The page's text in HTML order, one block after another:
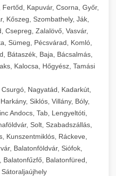
keszites.co
erősítési módszerek
Ads és Meta hirdetési
hirdetési
tanulással és
AI hirdetési automatizálás
+
dagasztógépek és
és kereskedelmi
Masszív konstrukció
tésztakeverő
+
gépek professzionális
Precíziós vágás
beállítással.
élelmiszer szeletelő
Gép +
berendezések
Hosszabbítsa a
tartsa meg a termék
Gép +
gépek professzionális
Kapuvár, Csorna, Győr,
Kőszeg, Szombathely, Ják,
Csepreg, Zalalövő, Vasvár,
Sümeg, Pécsvárad, Komló,
Bátaszék, Baja, Bácsalmás,
Kalocsa, Hőgyész, Tamási
Nagyatád, Kadarkút,
Siklós, Villány, Bóly,
Andocs, Tab, Lengyeltóti,
Solt, Szabadszállás,
Kunszentmiklós, Ráckeve,
Balatonföldvár, Siófok,
Balatonfüred,